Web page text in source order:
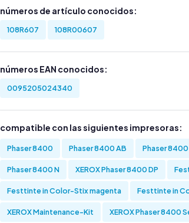
números de artículo conocidos:
108R607 108R00607
números EAN conocidos:
0095205024340
compatible con las siguientes impresoras:
Phaser 8400 Phaser 8400 AB Phaser 8400
Phaser 8400 N XEROX Phaser 8400 DP
Festtinte in Color-Stix magenta Festtinte in
XEROX Maintenance-Kit XEROX Phaser 8400